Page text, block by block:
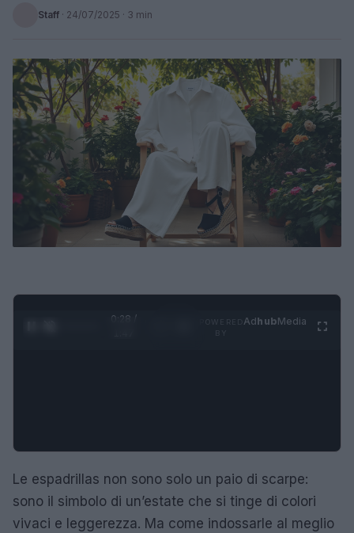
Staff · 24/07/2025 · 3 min
0:29 /
AdhubMedia
Le espadrillas non sono solo un paio di scarpe:
sono il simbolo di un’estate che si tinge di colori
vivaci e leggerezza. Ma come indossarle al meglio